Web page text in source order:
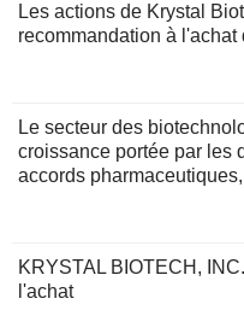
Les actions de Krystal
recommandation à l'achat
Le secteur des
croissance portée par les
accords
KRYSTAL BIOTECH,
l'achat